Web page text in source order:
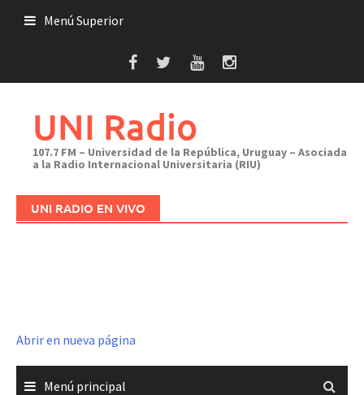
Menú Superior
UNI Radio
107.7 FM – Universidad de la República, Uruguay – Asociada
a la Radio Internacional Universitaria (RIU)
UNI RADIO EN VIVO
Abrir en nueva página
Menú principal